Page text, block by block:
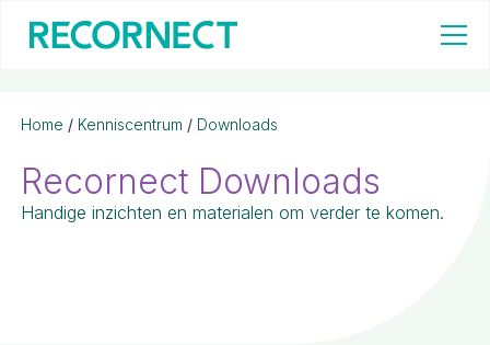
Home / Kenniscentrum / Downloads
Recornect Downloads
Handige inzichten en materialen om verder te komen.